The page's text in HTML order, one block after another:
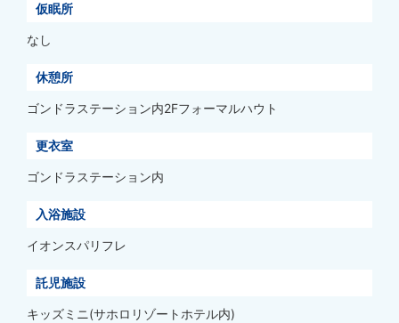
仮眠所
なし
休憩所
ゴンドラステーション内2Fフォーマルハウト
更衣室
ゴンドラステーション内
入浴施設
イオンスパリフレ
託児施設
キッズミニ(サホロリゾートホテル内)